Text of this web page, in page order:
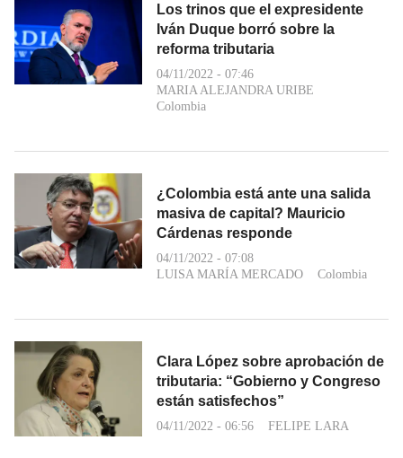
Los trinos que el expresidente
Iván Duque borró sobre la
reforma tributaria
04/11/2022 - 07:46
MARIA ALEJANDRA URIBE
Colombia
¿Colombia está ante una salida
masiva de capital? Mauricio
Cárdenas responde
04/11/2022 - 07:08
LUISA MARÍA MERCADO
Colombia
Clara López sobre aprobación de
tributaria: “Gobierno y Congreso
están satisfechos”
04/11/2022 - 06:56 FELIPE LARA